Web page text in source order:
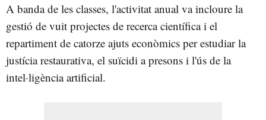
A banda de les classes, l'activitat anual va incloure la
gestió de vuit projectes de recerca científica i el
repartiment de catorze ajuts econòmics per estudiar la
justícia restaurativa, el suïcidi a presons i l'ús de la
intel·ligència artificial.